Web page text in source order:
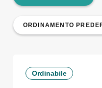
Ordinabile